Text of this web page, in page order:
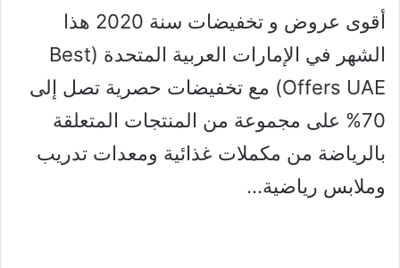
أقوى عروض و تخفيضات سنة 2020 هذا
الشهر في الإمارات العربية المتحدة (Best
Offers UAE) مع تخفيضات حصرية تصل إلى
70% على مجموعة من المنتجات المتعلقة
بالرياضة من مكملات غذائية ومعدات تدريب
وملابس رياضية…